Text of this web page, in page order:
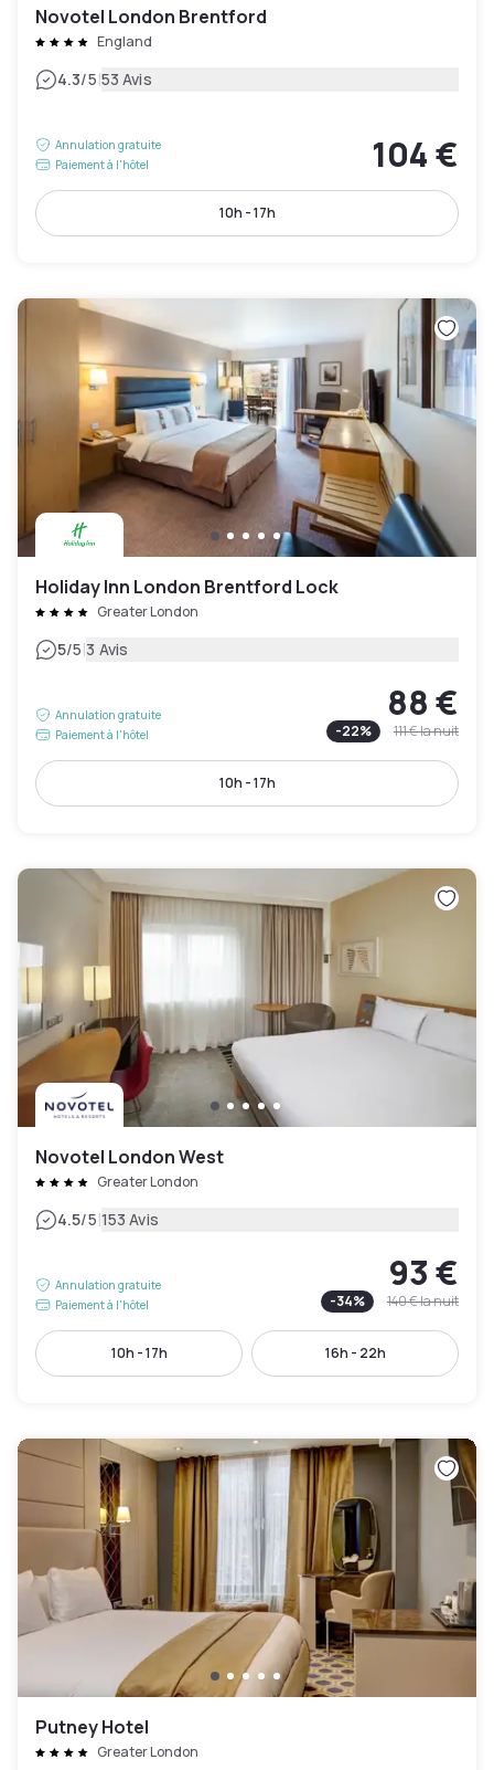
Novotel London Brentford
England
4.3/5|53 Avis
Annulation gratuite
Paiement à l'hôtel
104 €
10h - 17h
Holiday Inn London Brentford Lock
Greater London
5/5|3 Avis
Annulation gratuite
Paiement à l'hôtel
88 €
-22% 111 €la nuit
10h - 17h
Novotel London West
Greater London
4.5/5|153 Avis
Annulation gratuite
Paiement à l'hôtel
93 €
-34% 140 €la nuit
10h - 17h 16h - 22h
Putney Hotel
Greater London